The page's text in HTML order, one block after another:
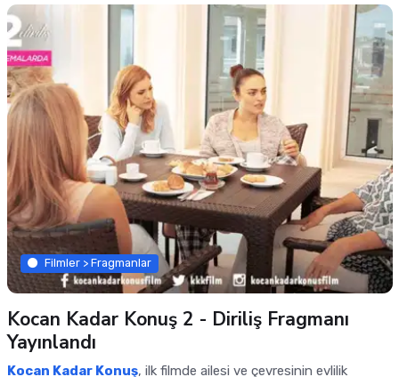
Filmler > Fragmanlar
Kocan Kadar Konuş 2 - Diriliş Fragmanı
Yayınlandı
Kocan Kadar Konuş, ilk filmde ailesi ve çevresinin evlilik